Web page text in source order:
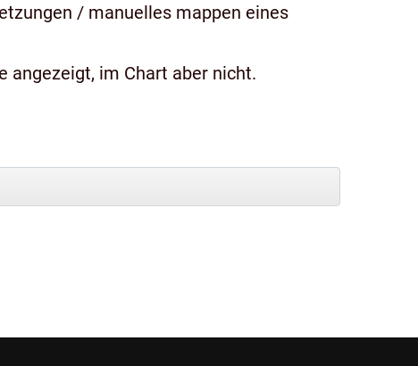
/ manuelles mappen eines
angezeigt, im Chart aber nicht.